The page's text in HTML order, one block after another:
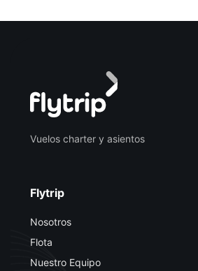
Vuelos charter y asientos
Flytrip
Nosotros
Flota
Nuestro Equipo